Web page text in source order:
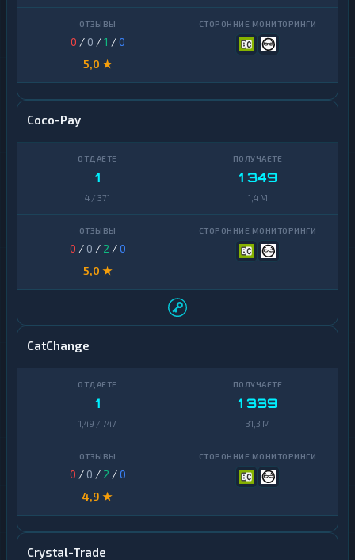
0 / 0 /1 /0
5,0 ★
Coco-Pay
1
4 / 371
1 349
1,4 M
0 / 0 / 2 /0
5,0 ★
CatChange
1
1,49 / 747
1 339
31,3 M
0 / 0 / 2 /0
4,9 ★
Crystal-Trade